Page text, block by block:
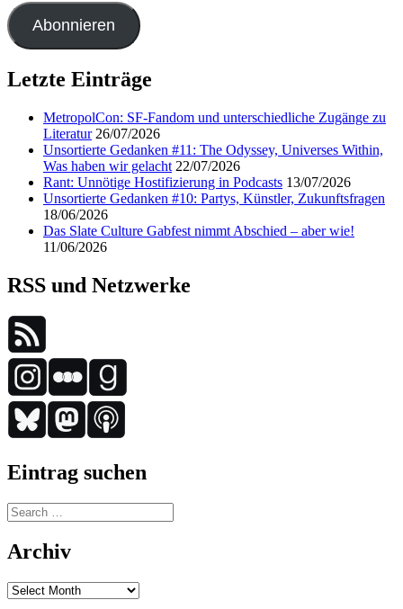
Abonnieren
Letzte Einträge
MetropolCon: SF-Fandom und unterschiedliche Zugänge zu
Literatur 26/07/2026
Unsortierte Gedanken #11: The Odyssey, Universes Within,
Was haben wir gelacht 22/07/2026
Rant: Unnötige Hostifizierung in Podcasts 13/07/2026
Unsortierte Gedanken #10: Partys, Künstler, Zukunftsfragen
18/06/2026
Das Slate Culture Gabfest nimmt Abschied – aber wie!
11/06/2026
RSS und Netzwerke
Eintrag suchen
Search
for:
Archiv
Archiv